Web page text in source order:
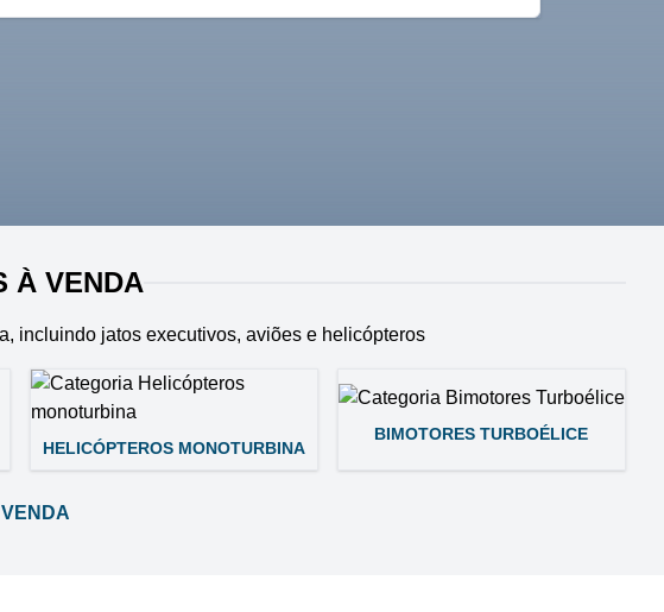
À VENDA
incluindo jatos executivos, aviões e helicópteros
HELICÓPTEROS MONOTURBINA
BIMOTORES TURBOÉLICE